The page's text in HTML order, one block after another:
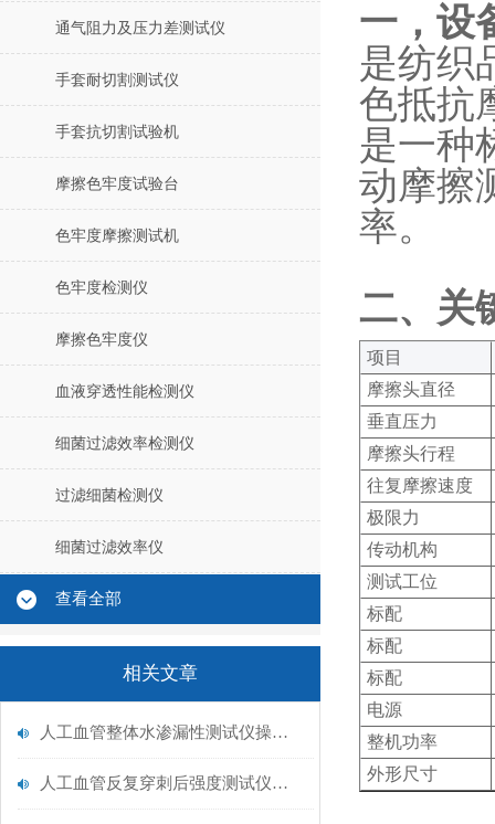
通气阻力及压力差测试仪
手套耐切割测试仪
手套抗切割试验机
摩擦色牢度试验台
色牢度摩擦测试机
色牢度检测仪
摩擦色牢度仪
血液穿透性能检测仪
细菌过滤效率检测仪
过滤细菌检测仪
细菌过滤效率仪
查看全部
相关文章
人工血管整体水渗漏性测试仪操作中最容易出错的步骤
人工血管反复穿刺后强度测试仪是什么？透析患者的“生命管“质量靠它把关！
一，设
是纺织
色抵抗
是一种
动摩擦
率‌。
二、关
‌项目‌
摩擦头直径
垂直压力
摩擦头行程
往复摩擦速度
极限力‌‌
传动机构
测试工位
标配‌‌
标配
标配
电源
整机功率
外形尺寸